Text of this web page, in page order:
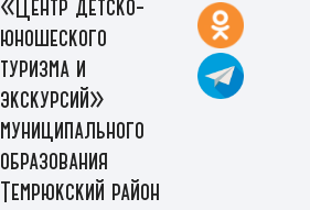
«Центр детско-
юношеского
туризма и
экскурсий»
муниципального
образования
Темрюкский район